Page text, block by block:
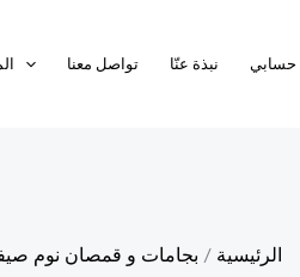
تواصل معنا نبذة عنّا حسابي
الرئيسية / بجامات و قمصان نوم